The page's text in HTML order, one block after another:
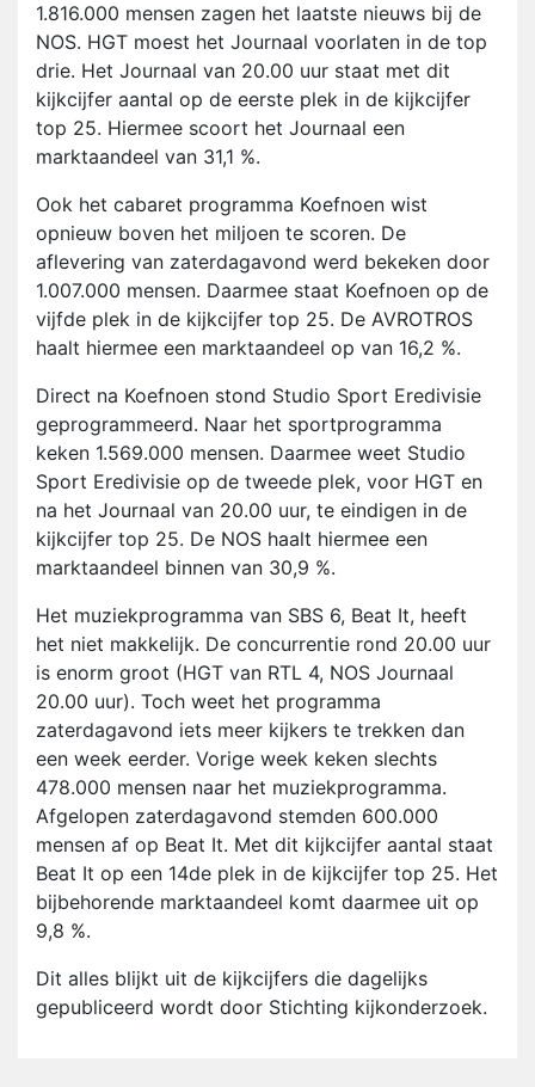
1.816.000 mensen zagen het laatste nieuws bij de
NOS. HGT moest het Journaal voorlaten in de top
drie. Het Journaal van 20.00 uur staat met dit
kijkcijfer aantal op de eerste plek in de kijkcijfer
top 25. Hiermee scoort het Journaal een
marktaandeel van 31,1 %.
Ook het cabaret programma Koefnoen wist
opnieuw boven het miljoen te scoren. De
aflevering van zaterdagavond werd bekeken door
1.007.000 mensen. Daarmee staat Koefnoen op de
vijfde plek in de kijkcijfer top 25. De AVROTROS
haalt hiermee een marktaandeel op van 16,2 %.
Direct na Koefnoen stond Studio Sport Eredivisie
geprogrammeerd. Naar het sportprogramma
keken 1.569.000 mensen. Daarmee weet Studio
Sport Eredivisie op de tweede plek, voor HGT en
na het Journaal van 20.00 uur, te eindigen in de
kijkcijfer top 25. De NOS haalt hiermee een
marktaandeel binnen van 30,9 %.
Het muziekprogramma van SBS 6, Beat It, heeft
het niet makkelijk. De concurrentie rond 20.00 uur
is enorm groot (HGT van RTL 4, NOS Journaal
20.00 uur). Toch weet het programma
zaterdagavond iets meer kijkers te trekken dan
een week eerder. Vorige week keken slechts
478.000 mensen naar het muziekprogramma.
Afgelopen zaterdagavond stemden 600.000
mensen af op Beat It. Met dit kijkcijfer aantal staat
Beat It op een 14de plek in de kijkcijfer top 25. Het
bijbehorende marktaandeel komt daarmee uit op
9,8 %.
Dit alles blijkt uit de kijkcijfers die dagelijks
gepubliceerd wordt door Stichting kijkonderzoek.